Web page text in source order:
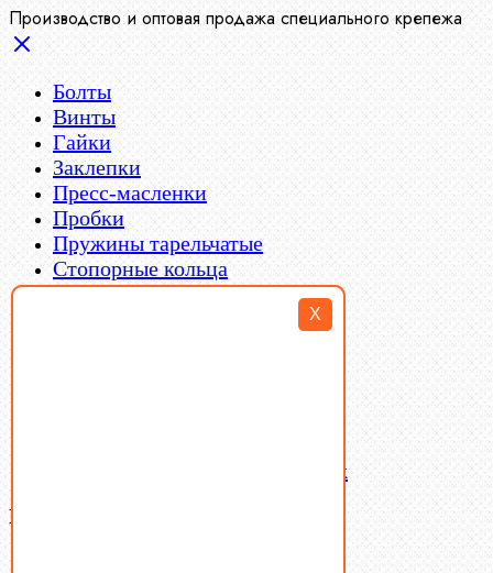
X
Производство и оптовая продажа специального крепежа
Болты
Винты
Гайки
Заклепки
Пресс-масленки
Пробки
Пружины тарельчатые
Стопорные кольца
Такелаж
Латунный и бронзовый крепеж
Ваша корзина